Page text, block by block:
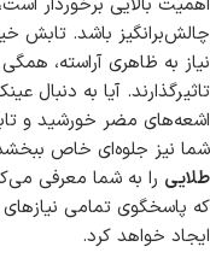
چالش‌برانگیز باشد. تابش
نیاز به ظاهری آراسته،
تاثیرگذارند. آیا به دنبال
اشعه‌های مضر خورشید و
شما نیز جلوه‌ای خاص
طلایی را به شما معرفی
که پاسخگوی تمامی
ایجاد خواهد کرد.